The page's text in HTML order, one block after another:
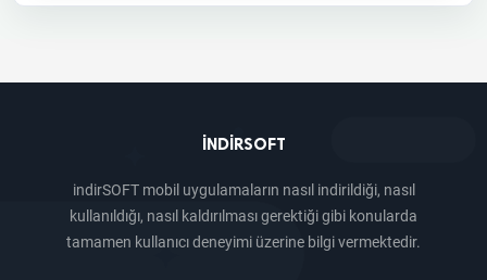
INDIRSOFT
indirSOFT mobil uygulamaların nasıl indirildiği, nasıl
kullanıldığı, nasıl kaldırılması gerektiği gibi konularda
tamamen kullanıcı deneyimi üzerine bilgi vermektedir.